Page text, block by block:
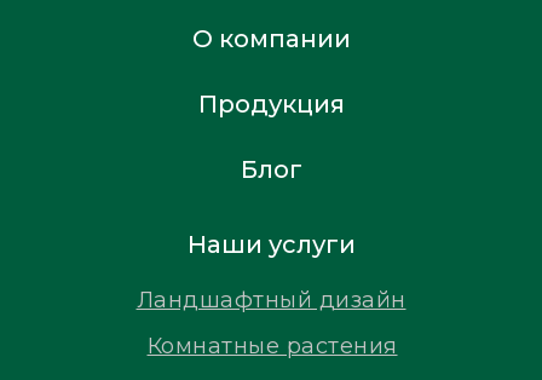
Комнатные растения
Наши услуги
Продукция
Блог
О компании
Ландшафтный дизайн